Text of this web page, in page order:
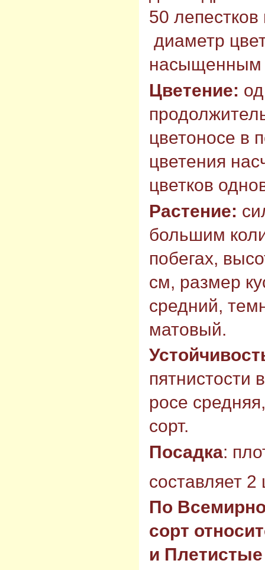
50
диаметр
насыщенным
Цветение:
цветоносе в
цветения
цветков
Растение:
большим
побегах,
см, размер
средний,
матовый.
пятнистости
росе
сорт.
Посадка:
составляет
По
сорт
и